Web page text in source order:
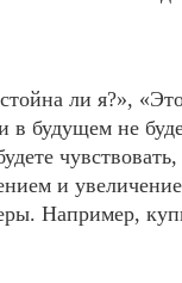
ли я?»,
будущем не
и
Например,